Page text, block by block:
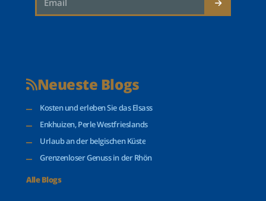
Neueste Blogs
Kosten und erleben Sie das Elsass
Enkhuizen, Perle Westfrieslands
Urlaub an der belgischen Küste
Grenzenloser Genuss in der Rhön
Alle Blogs